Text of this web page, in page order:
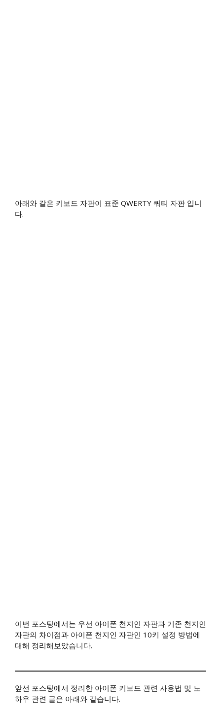
아래와 같은 키보드 자판이 표준 QWERTY 쿼티 자판 입니
다.
이번 포스팅에서는 우선 아이폰 천지인 자판과 기존 천지인
자판의 차이점과 아이폰 천지인 자판인 10키 설정 방법에
대해 정리해보았습니다.
앞선 포스팅에서 정리한 아이폰 키보드 관련 사용법 및 노
하우 관련 글은 아래와 같습니다.